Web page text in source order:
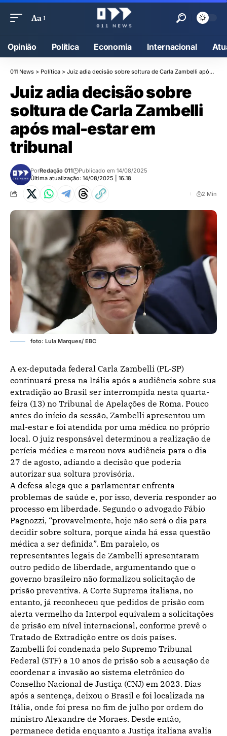
Aa
Opinião Política Economia Internacional
011 News > Política > Juiz adia decisão sobre soltura de Carla Zambelli após mal-estar em tribunal
Juiz adia decisão sobre
soltura de Carla Zambelli
após mal-estar em
tribunal
Última atualização: 14/08/2025 | 16:18
PorRedação 011 Publicado em 14/08/2025
2 Min
foto: Lula Marques/ EBC
A ex-deputada federal Carla Zambelli (PL-SP)
continuará presa na Itália após a audiência sobre sua
extradição ao Brasil ser interrompida nesta quarta-
feira (13) no Tribunal de Apelações de Roma. Pouco
antes do início da sessão, Zambelli apresentou um
mal-estar e foi atendida por uma médica no próprio
local. O juiz responsável determinou a realização de
perícia médica e marcou nova audiência para o dia
27 de agosto, adiando a decisão que poderia
autorizar sua soltura provisória.
A defesa alega que a parlamentar enfrenta
problemas de saúde e, por isso, deveria responder ao
processo em liberdade. Segundo o advogado Fábio
Pagnozzi, “provavelmente, hoje não será o dia para
decidir sobre soltura, porque ainda há essa questão
médica a ser definida”. Em paralelo, os
representantes legais de Zambelli apresentaram
outro pedido de liberdade, argumentando que o
governo brasileiro não formalizou solicitação de
prisão preventiva. A Corte Suprema italiana, no
entanto, já reconheceu que pedidos de prisão com
alerta vermelho da Interpol equivalem a solicitações
de prisão em nível internacional, conforme prevê o
Tratado de Extradição entre os dois países.
Zambelli foi condenada pelo Supremo Tribunal
Federal (STF) a 10 anos de prisão sob a acusação de
coordenar a invasão ao sistema eletrônico do
Conselho Nacional de Justiça (CNJ) em 2023. Dias
após a sentença, deixou o Brasil e foi localizada na
Itália, onde foi presa no fim de julho por ordem do
ministro Alexandre de Moraes. Desde então,
permanece detida enquanto a Justiça italiana avalia